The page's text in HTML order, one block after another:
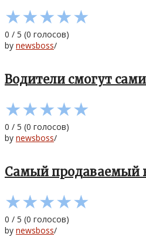
★★★★★
0 / 5 (0 голосов)
by newsboss/
Водители смогут
★★★★★
0 / 5 (0 голосов)
by newsboss/
Самый продаваемый
★★★★★
0 / 5 (0 голосов)
by newsboss/